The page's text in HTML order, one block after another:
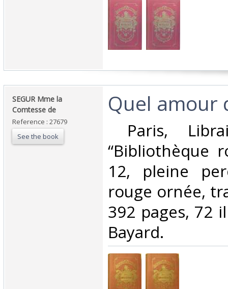
‎SEGUR Mme la
Comtesse de‎
Reference : 27679
See the book
‎Quel amour
Paris,
“Bibliothèque
12, pleine
rouge ornée,
392 pages, 72
Bayard.‎